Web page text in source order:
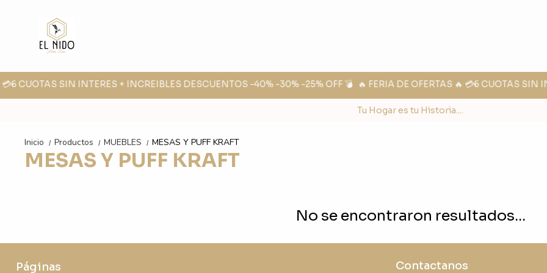
CUOTAS SIN INTERES + INCREIBLES DESCUENTOS -40% -30% -25% OFF 💣 🔥 FERIA DE OFERTAS 🔥 💳6 CUOTAS SIN
Tu Hogar es tu Historia....
Inicio / Productos / MUEBLES / MESAS Y PUFF KRAFT
MESAS Y PUFF KRAFT
No se encontraron resultados...
Páginas Contactanos